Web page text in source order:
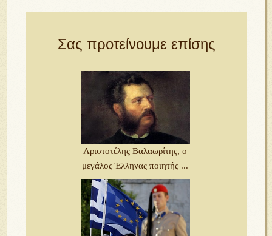
Σας προτείνουμε επίσης
Αριστοτέλης Βαλαωρίτης, ο
μεγάλος Έλληνας ποιητής ...